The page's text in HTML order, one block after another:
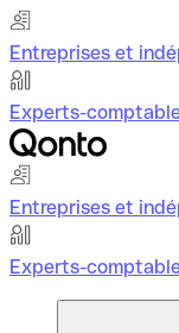
Entreprises et
Experts-
Entreprises et
Experts-